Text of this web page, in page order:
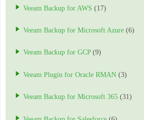
Veeam Backup for AWS (17)
Veeam Backup for Microsoft Azure (6)
Veeam Backup for GCP(9)
Veeam Plugin for Oracle RMAN (3)
Veeam Backup for Microsoft 365 (31)